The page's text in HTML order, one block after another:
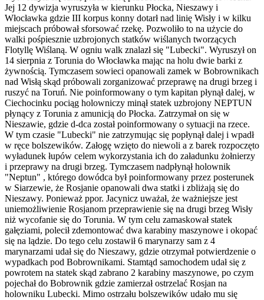
Jej 12 dywizja wyruszyła w kierunku Płocka, Nieszawy i
Włocławka gdzie III korpus konny dotarł nad linię Wisły i w kilku
miejscach próbował sforsować rzekę. Pozwoliło to na użycie do
walki pośpiesznie uzbrojonych statków wiślanych tworzących
Flotyllę Wiślaną. W ogniu walk znalazł się "Lubecki". Wyruszył on
14 sierpnia z Torunia do Włocławka mając na holu dwie barki z
żywnością. Tymczasem sowieci opanowali zamek w Bobrownikach
nad Wisłą skąd próbowali zorganizować przeprawę na drugi brzeg i
ruszyć na Toruń. Nie poinformowany o tym kapitan płynął dalej, w
Ciechocinku pociąg holowniczy minął statek uzbrojony NEPTUN
płynący z Torunia z amunicją do Płocka. Zatrzymał on się w
Nieszawie, gdzie d-dca został poinformowany o sytuacji na rzece.
W tym czasie "Lubecki" nie zatrzymując się popłynął dalej i wpadł
w ręce bolszewików. Załogę wzięto do niewoli a z barek rozpoczęto
wyładunek łupów celem wykorzystania ich do załadunku żołnierzy
i przeprawy na drugi brzeg. Tymczasem nadpłynął holownik
"Neptun" , którego dowódca był poinformowany przez posterunek
w Siarzewie, że Rosjanie opanowali dwa statki i zbliżają się do
Nieszawy. Ponieważ ppor. Jacynicz uważał, że ważniejsze jest
uniemożliwienie Rosjanom przeprawienie się na drugi brzeg Wisły
niż wycofanie się do Torunia. W tym celu zamaskował statek
gałęziami, polecił zdemontować dwa karabiny maszynowe i okopać
się na lądzie. Do tego celu zostawił 6 marynarzy sam z 4
marynarzami udał się do Nieszawy, gdzie otrzymał potwierdzenie o
wypadkach pod Bobrownikami. Stamtąd samochodem udał się z
powrotem na statek skąd zabrano 2 karabiny maszynowe, po czym
pojechał do Bobrownik gdzie zamierzał ostrzelać Rosjan na
holowniku Lubecki. Mimo ostrzału bolszewików udało mu się